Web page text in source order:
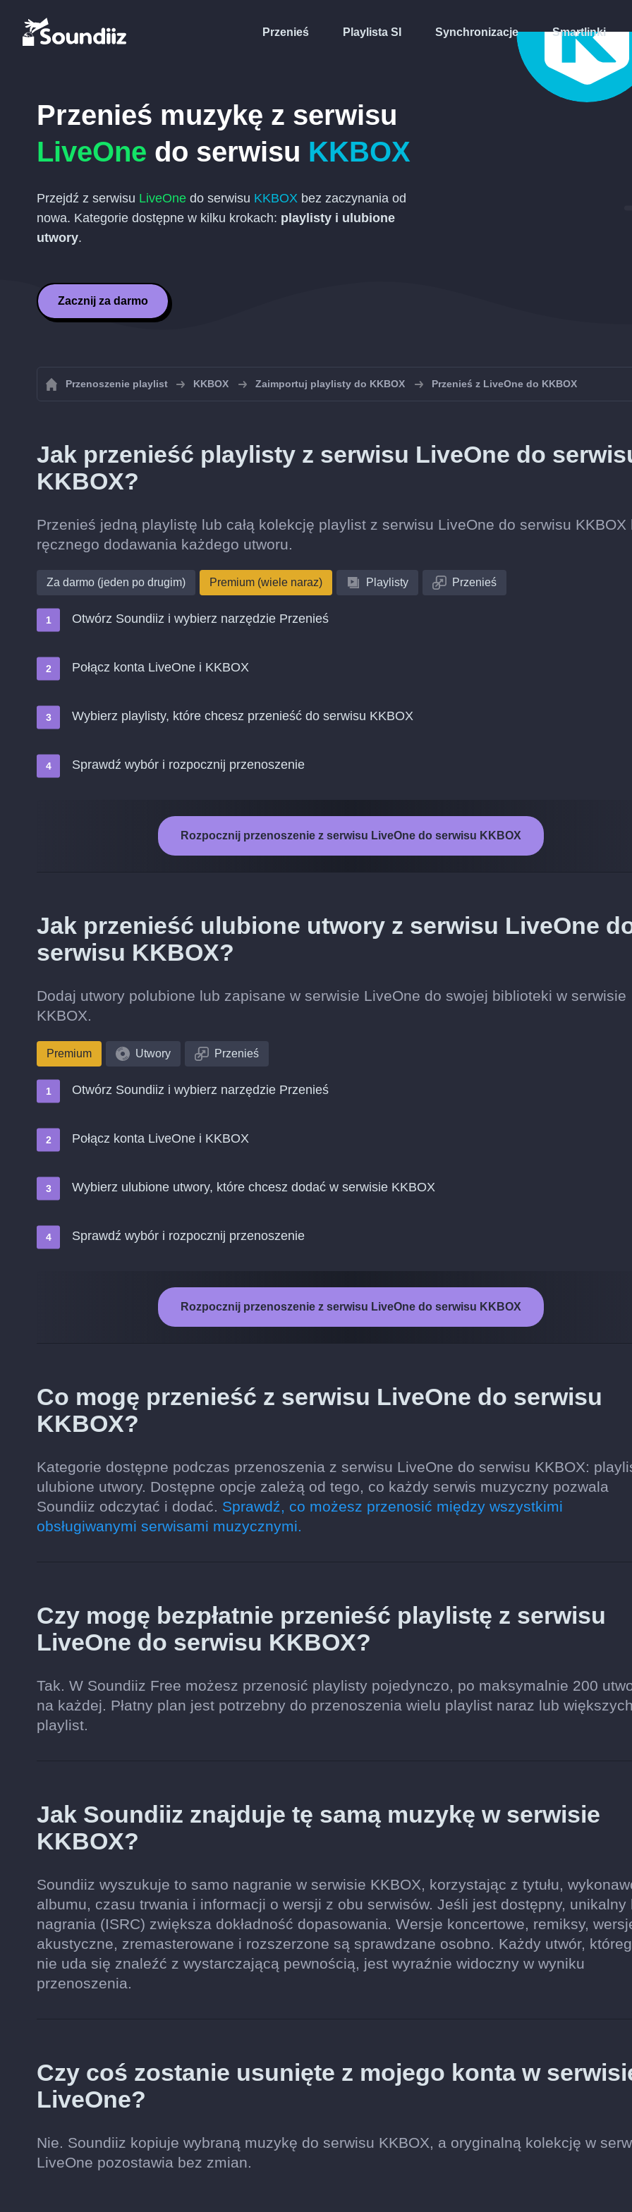
Przenieś Playlista SI Synchronizacje Smartlinki
Przenieś muzykę z serwisu
LiveOne do serwisu KKBOX
Przejdź z serwisu LiveOne do serwisu KKBOX bez zaczynania od
nowa. Kategorie dostępne w kilku krokach: playlisty i ulubione
utwory.
Zacznij za darmo
Przenoszenie playlist KKBOX Zaimportuj playlisty do KKBOX Przenieś z LiveOne do KKBOX
Jak przenieść playlisty z serwisu LiveOne do
KKBOX?
Przenieś jedną playlistę lub całą kolekcję playlist z serwisu LiveOne do serwisu KKBOX
ręcznego dodawania każdego utworu.
Za darmo (jeden po drugim) Premium (wiele naraz) Playlisty Przenieś
Otwórz Soundiiz i wybierz narzędzie Przenieś
Połącz konta LiveOne i KKBOX
Wybierz playlisty, które chcesz przenieść do serwisu KKBOX
Sprawdź wybór i rozpocznij przenoszenie
Rozpocznij przenoszenie z serwisu LiveOne do serwisu KKBOX
Jak przenieść ulubione utwory z serwisu LiveOne
serwisu KKBOX?
Dodaj utwory polubione lub zapisane w serwisie LiveOne do swojej biblioteki w serwisie
KKBOX.
Premium Utwory Przenieś
Otwórz Soundiiz i wybierz narzędzie Przenieś
Połącz konta LiveOne i KKBOX
Wybierz ulubione utwory, które chcesz dodać w serwisie KKBOX
Sprawdź wybór i rozpocznij przenoszenie
Rozpocznij przenoszenie z serwisu LiveOne do serwisu KKBOX
Co mogę przenieść z serwisu LiveOne do serwisu
KKBOX?
Kategorie dostępne podczas przenoszenia z serwisu LiveOne do serwisu KKBOX:
ulubione utwory. Dostępne opcje zależą od tego, co każdy serwis muzyczny pozwala
Soundiiz odczytać i dodać. Sprawdź, co możesz przenosić między wszystkimi
obsługiwanymi serwisami muzycznymi.
Czy mogę bezpłatnie przenieść playlistę z serwisu
LiveOne do serwisu KKBOX?
Tak. W Soundiiz Free możesz przenosić playlisty pojedynczo, po maksymalnie 200
na każdej. Płatny plan jest potrzebny do przenoszenia wielu playlist naraz lub
playlist.
Jak Soundiiz znajduje tę samą muzykę w serwisie
KKBOX?
Soundiiz wyszukuje to samo nagranie w serwisie KKBOX, korzystając z tytułu,
albumu, czasu trwania i informacji o wersji z obu serwisów. Jeśli jest dostępny, unikalny
nagrania (ISRC) zwiększa dokładność dopasowania. Wersje koncertowe, remiksy,
akustyczne, zremasterowane i rozszerzone są sprawdzane osobno. Każdy utwór,
nie uda się znaleźć z wystarczającą pewnością, jest wyraźnie widoczny w wyniku
przenoszenia.
Czy coś zostanie usunięte z mojego konta w
LiveOne?
Nie. Soundiiz kopiuje wybraną muzykę do serwisu KKBOX, a oryginalną kolekcję w
LiveOne pozostawia bez zmian.